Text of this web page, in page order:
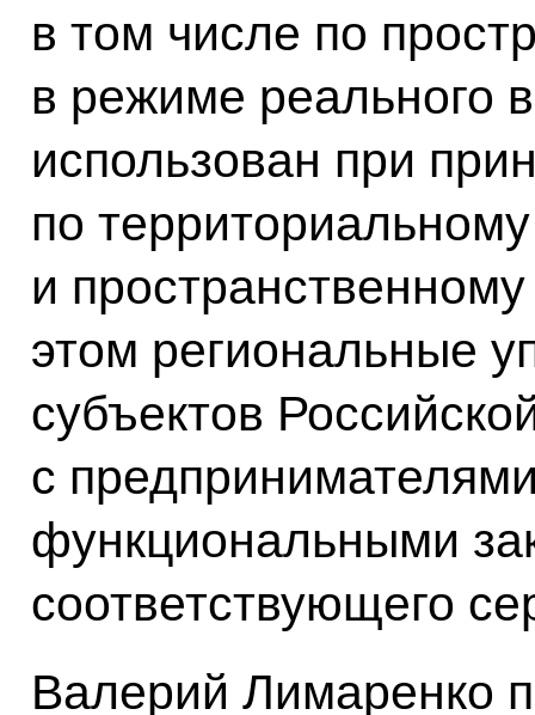
в том числе по
в режиме реального
использован при
по
и
этом региональные
субъектов
с
функциональными
соответствующего
Валерий Лимаренко